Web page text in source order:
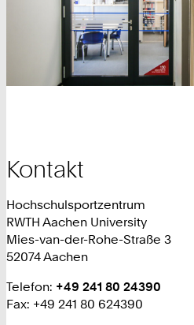
Kontakt
Hochschulsportzentrum
RWTH Aachen University
Mies-van-der-Rohe-Straße 3
52074 Aachen
Telefon: +
4
+49 241 80 24390
Fax: +49 241 80 624390